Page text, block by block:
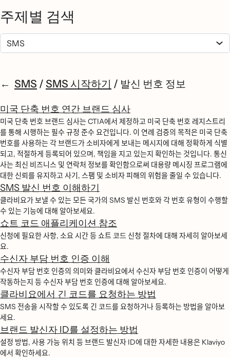
주제별 검색
SMS / SMS 시작하기 / 발신 번호 정보
미국 단축 번호 연간 브랜드 심사
미국 단축 번호 브랜드 심사는 CTIA에서 제정하고 미국 단축 번호 레지스트리
를 통해 시행하는 필수 규정 준수 요건입니다. 이 연례 검증의 목적은 미국 단축
번호를 사용하는 각 브랜드가 소비자에게 보내는 메시지에 대해 정확하게 식별
되고, 적절하게 등록되어 있으며, 책임을 지고 있는지 확인하는 것입니다. 통신
사는 최신 비즈니스 및 연락처 정보를 확인함으로써 대용량 메시징 프로그램에
대한 신뢰를 유지하고 사기, 스팸 및 소비자 피해의 위험을 줄일 수 있습니다.
SMS 발신 번호 이해하기
클라비요가 보낼 수 있는 모든 국가의 SMS 발신 번호와 각 번호 유형이 수행할
수 있는 기능에 대해 알아보세요.
쇼트 코드 애플리케이션 참조
신청에 필요한 사항, 소요 시간 등 쇼트 코드 신청 절차에 대해 자세히 알아보세
요.
수신자 부담 번호 인증 이해
수신자 부담 번호 인증의 의미와 클라비요에서 수신자 부담 번호 인증이 어떻게
작동하는지 등 수신자 부담 번호 인증에 대해 알아보세요.
클라비요에서 긴 코드를 요청하는 방법
SMS 전송을 시작할 수 있도록 긴 코드를 요청하거나 등록하는 방법을 알아보
세요.
브랜드 발신자 ID를 설정하는 방법
설정 방법, 사용 가능 위치 등 브랜드 발신자 ID에 대한 자세한 내용은 Klaviyo
에서 확인하세요.